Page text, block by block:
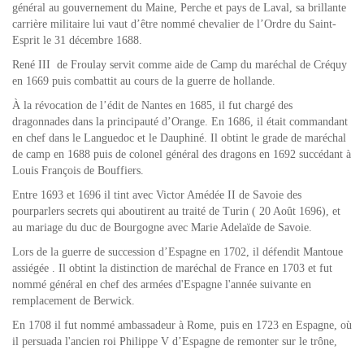
général au gouvernement du Maine, Perche et pays de Laval, sa brillante
carrière militaire lui vaut d’être nommé chevalier de l’Ordre du Saint-
Esprit le 31 décembre 1688.
René III de Froulay servit comme aide de Camp du maréchal de Créquy
en 1669 puis combattit au cours de la guerre de hollande.
À la révocation de l’édit de Nantes en 1685, il fut chargé des
dragonnades dans la principauté d’Orange. En 1686, il était commandant
en chef dans le Languedoc et le Dauphiné. Il obtint le grade de maréchal
de camp en 1688 puis de colonel général des dragons en 1692 succédant à
Louis François de Bouffiers.
Entre 1693 et 1696 il tint avec Victor Amédée II de Savoie des
pourparlers secrets qui aboutirent au traité de Turin ( 20 Août 1696), et
au mariage du duc de Bourgogne avec Marie Adelaïde de Savoie.
Lors de la guerre de succession d’Espagne en 1702, il défendit Mantoue
assiégée . Il obtint la distinction de maréchal de France en 1703 et fut
nommé général en chef des armées d'Espagne l'année suivante en
remplacement de Berwick.
En 1708 il fut nommé ambassadeur à Rome, puis en 1723 en Espagne, où
il persuada l'ancien roi Philippe V d’Espagne de remonter sur le trône,